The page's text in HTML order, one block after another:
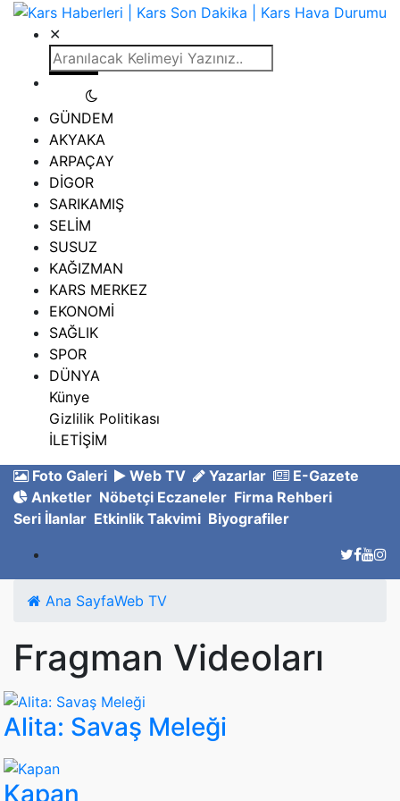
✕
GÜNDEM
AKYAKA
ARPAÇAY
DİGOR
SARIKAMIŞ
SELİM
SUSUZ
KAĞIZMAN
KARS MERKEZ
EKONOMİ
SAĞLIK
SPOR
DÜNYA
Künye
Gizlilik Politikası
İLETİŞİM
Foto Galeri
Web TV Yazarlar
E-Gazete
Anketler Nöbetçi Eczaneler Firma Rehberi
Seri İlanlar Etkinlik Takvimi Biyografiler
Ana SayfaWeb TV
Fragman Videoları
Alita: Savaş Meleği
Kapan